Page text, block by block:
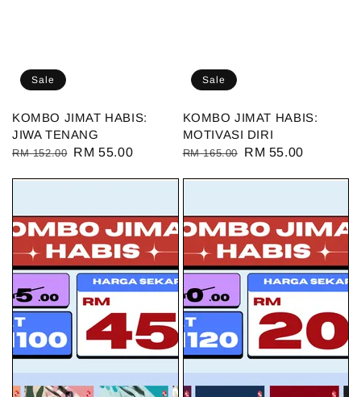
Sale
KOMBO JIMAT HABIS:
JIWA TENANG
Regular
RM 152.00 Sale
RM 55.00
Sale
KOMBO JIMAT HABIS:
MOTIVASI DIRI
Regular
RM 165.00
Sale
RM 55.00